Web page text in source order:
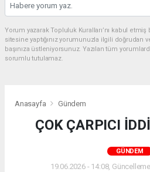
Yorum yazarak Topluluk Kuralları’nı kabul
sitesine yaptığınız yorumunuzla ilgili doğrudan
başınıza üstleniyorsunuz. Yazılan tüm
sorumlu tutulamaz.
Anasayfa Gündem
ÇOK ÇARPICI
GÜNDEM
19.06.2026 - 14:08,